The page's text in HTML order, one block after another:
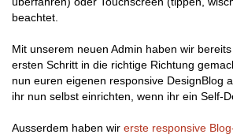
beachtet.
Mit unserem neuen Admin haben wir
ersten Schritt in die richtige Richtung
nun euren eigenen responsive DesignBlog
ihr nun selbst einrichten, wenn ihr ein Self-
Ausserdem haben wir erste responsive